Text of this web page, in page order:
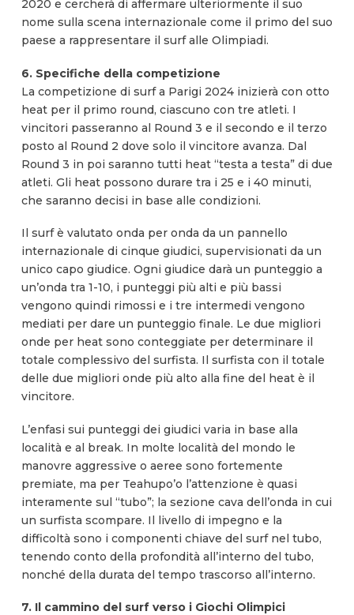
2020 e cercherà di affermare ulteriormente il suo
nome sulla scena internazionale come il primo del suo
paese a rappresentare il surf alle Olimpiadi.
6. Specifiche della competizione
La competizione di surf a Parigi 2024 inizierà con otto
heat per il primo round, ciascuno con tre atleti. I
vincitori passeranno al Round 3 e il secondo e il terzo
posto al Round 2 dove solo il vincitore avanza. Dal
Round 3 in poi saranno tutti heat “testa a testa” di due
atleti. Gli heat possono durare tra i 25 e i 40 minuti,
che saranno decisi in base alle condizioni.
Il surf è valutato onda per onda da un pannello
internazionale di cinque giudici, supervisionati da un
unico capo giudice. Ogni giudice darà un punteggio a
un’onda tra 1-10, i punteggi più alti e più bassi
vengono quindi rimossi e i tre intermedi vengono
mediati per dare un punteggio finale. Le due migliori
onde per heat sono conteggiate per determinare il
totale complessivo del surfista. Il surfista con il totale
delle due migliori onde più alto alla fine del heat è il
vincitore.
L’enfasi sui punteggi dei giudici varia in base alla
località e al break. In molte località del mondo le
manovre aggressive o aeree sono fortemente
premiate, ma per Teahupo’o l’attenzione è quasi
interamente sul “tubo”; la sezione cava dell’onda in cui
un surfista scompare. Il livello di impegno e la
difficoltà sono i componenti chiave del surf nel tubo,
tenendo conto della profondità all’interno del tubo,
nonché della durata del tempo trascorso all’interno.
7. Il cammino del surf verso i Giochi Olimpici